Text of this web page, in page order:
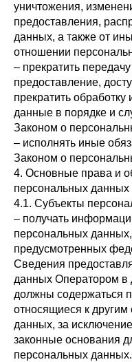
уничтожения,
предоставления,
данных, а также от
отношении
– прекратить
предоставление,
прекратить
данные в порядке и
Законом о
– исполнять иные
Законом о
4. Основные права и
персональных данных
4.1. Субъекты
– получать
персональных
предусмотренных
Сведения
данных Оператором в
должны содержаться
относящиеся к
данных, за
законные основания
персональных